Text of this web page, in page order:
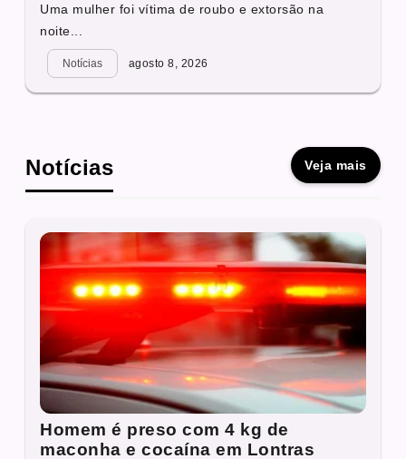
Uma mulher foi vítima de roubo e extorsão na
noite...
Notícias agosto 8, 2026
Notícias Veja mais
Homem é preso com 4 kg de
maconha e cocaína em Lontras